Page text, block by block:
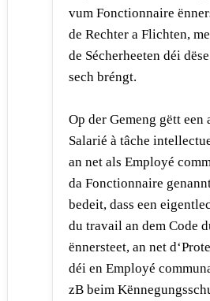
vum Fonctionnaire
de Rechter a Flichten,
de Sécherheeten déi
sech bréngt.
Op der Gemeng gëtt een
Salarié à tâche
an net als Employé
da Fonctionnaire
bedeit, dass een
du travail an dem Code
ënnersteet, an net
déi en Employé
zB beim